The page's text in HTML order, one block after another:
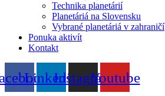
Technika planetárií
Planetáriá na Slovensku
Vybrané planetáriá v zahraničí
Ponuka aktivít
Kontakt
LinkedinInstagramYoutube